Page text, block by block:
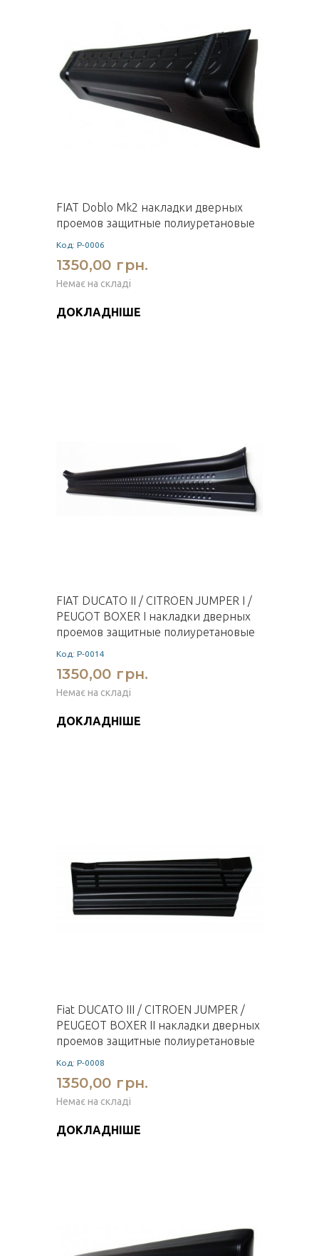
FIAT Doblo Mk2 накладки дверных
проемов защитные полиуретановые
Код: P-0006
1350,00 грн.
Немає на складі
ДОКЛАДНІШЕ
FIAT DUCATO II / CITROEN JUMPER I /
PEUGOT BOXER I накладки дверных
проемов защитные полиуретановые
Код: P-0014
1350,00 грн.
Немає на складі
ДОКЛАДНІШЕ
Fiat DUCATO III / CITROEN JUMPER /
PEUGEOT BOXER II накладки дверных
проемов защитные полиуретановые
Код: P-0008
1350,00 грн.
Немає на складі
ДОКЛАДНІШЕ